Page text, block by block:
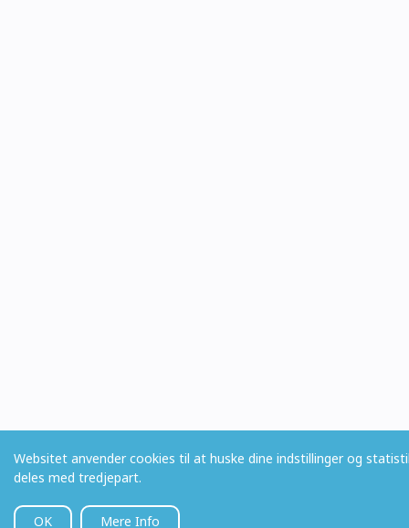
Websitet anvender cookies til at huske dine indstillinger og
deles med tredjepart.
OK Mere Info